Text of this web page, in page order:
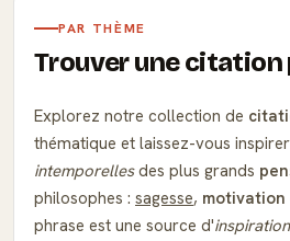
PAR THÈME
Trouver une citation
Explorez notre collection de
thématique et laissez-vous
intemporellesdes plus grands
philosophes : sagesse, motivation
phrase est une source d'inspiration